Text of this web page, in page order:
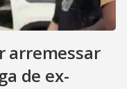
arremessar
de ex-